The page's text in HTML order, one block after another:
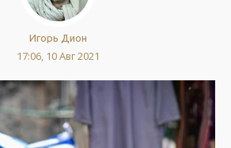
Игорь Дион
17:06, 10 Авг 2021